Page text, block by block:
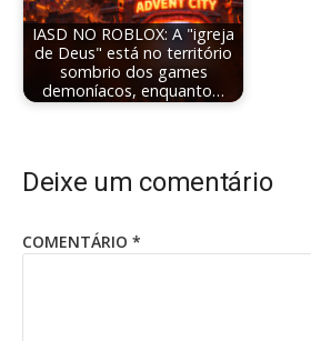
IASD NO ROBLOX: A "igreja
de Deus" está no território
sombrio dos games
demoníacos, enquanto…
Deixe um comentário
COMENTÁRIO *